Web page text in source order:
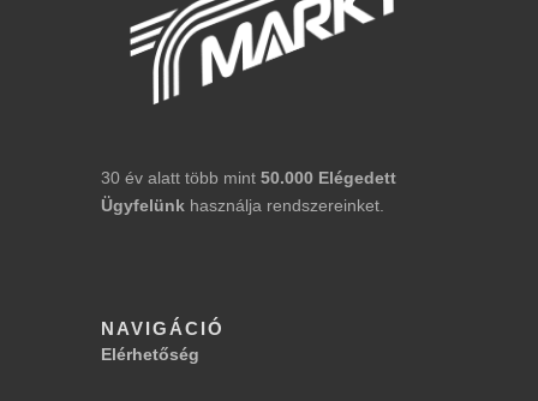
30 év alatt több mint 50.000 Elégedett
Ügyfelünk használja rendszereinket.
NAVIGÁCIÓ
Elérhetőség